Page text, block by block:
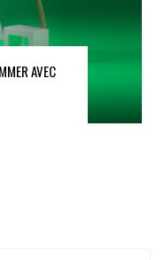
AVEC